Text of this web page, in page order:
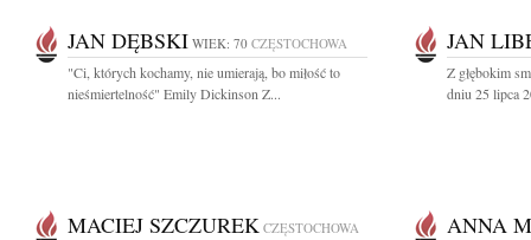
JAN DĘBSKI WIEK: 70 CZĘSTOCHOWA
"Ci, których kochamy, nie umierają, bo miłość to
nieśmiertelność" Emily Dickinson Z...
JAN
Z głębokim
dniu 25 lipca
MACIEJ SZCZUREK CZĘSTOCHOWA ANNA